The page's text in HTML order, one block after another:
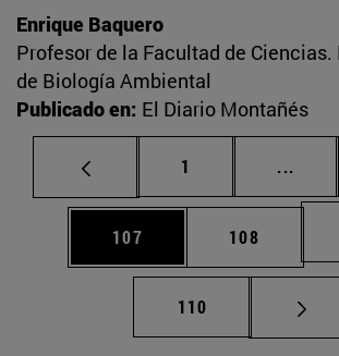
Enrique Baquero
Profesor de la Facultad de
de Biología Ambiental
Publicado en: El Diario Montañés
Página
1 ...
Página
107 Página
108
Página
110